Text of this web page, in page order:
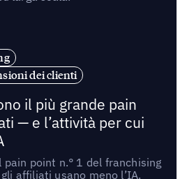
dei clienti
il più grande pain
— e l’attività per cui
pain point n.° 1 del franchising
affiliati usano meno l’IA.